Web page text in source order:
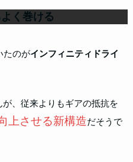
く巻ける
たのがインフィニティドライ
、従来よりもギアの抵抗を
上させる新構造だそうで